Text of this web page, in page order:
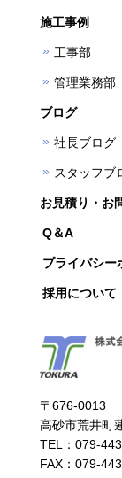
施工事例
工事部
管理業務部
ブログ
社長ブログ
スタッフブ
お見積り・お
Q＆A
プライバシー
採用について
〒676-0013
高砂市荒井町
TEL：079-
FAX：079-